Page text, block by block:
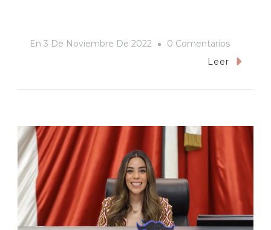
En 3 De Noviembre De 2022 0 ComentariosEn
Ecos
En
Bohemia:
La
Leer